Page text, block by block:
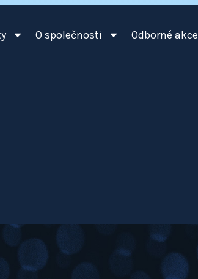
O společnosti Odborné akce